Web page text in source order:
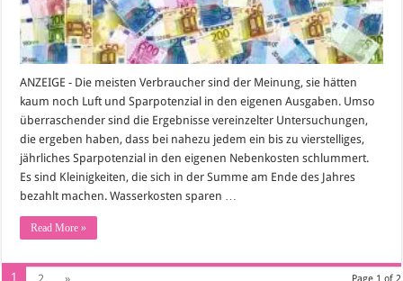
ANZEIGE - Die meisten Verbraucher sind der Meinung, sie hätten
kaum noch Luft und Sparpotenzial in den eigenen Ausgaben. Umso
überraschender sind die Ergebnisse vereinzelter Untersuchungen,
die ergeben haben, dass bei nahezu jedem ein bis zu vierstelliges,
jährliches Sparpotenzial in den eigenen Nebenkosten schlummert.
Es sind Kleinigkeiten, die sich in der Summe am Ende des Jahres
bezahlt machen. Wasserkosten sparen …
Read More »
1